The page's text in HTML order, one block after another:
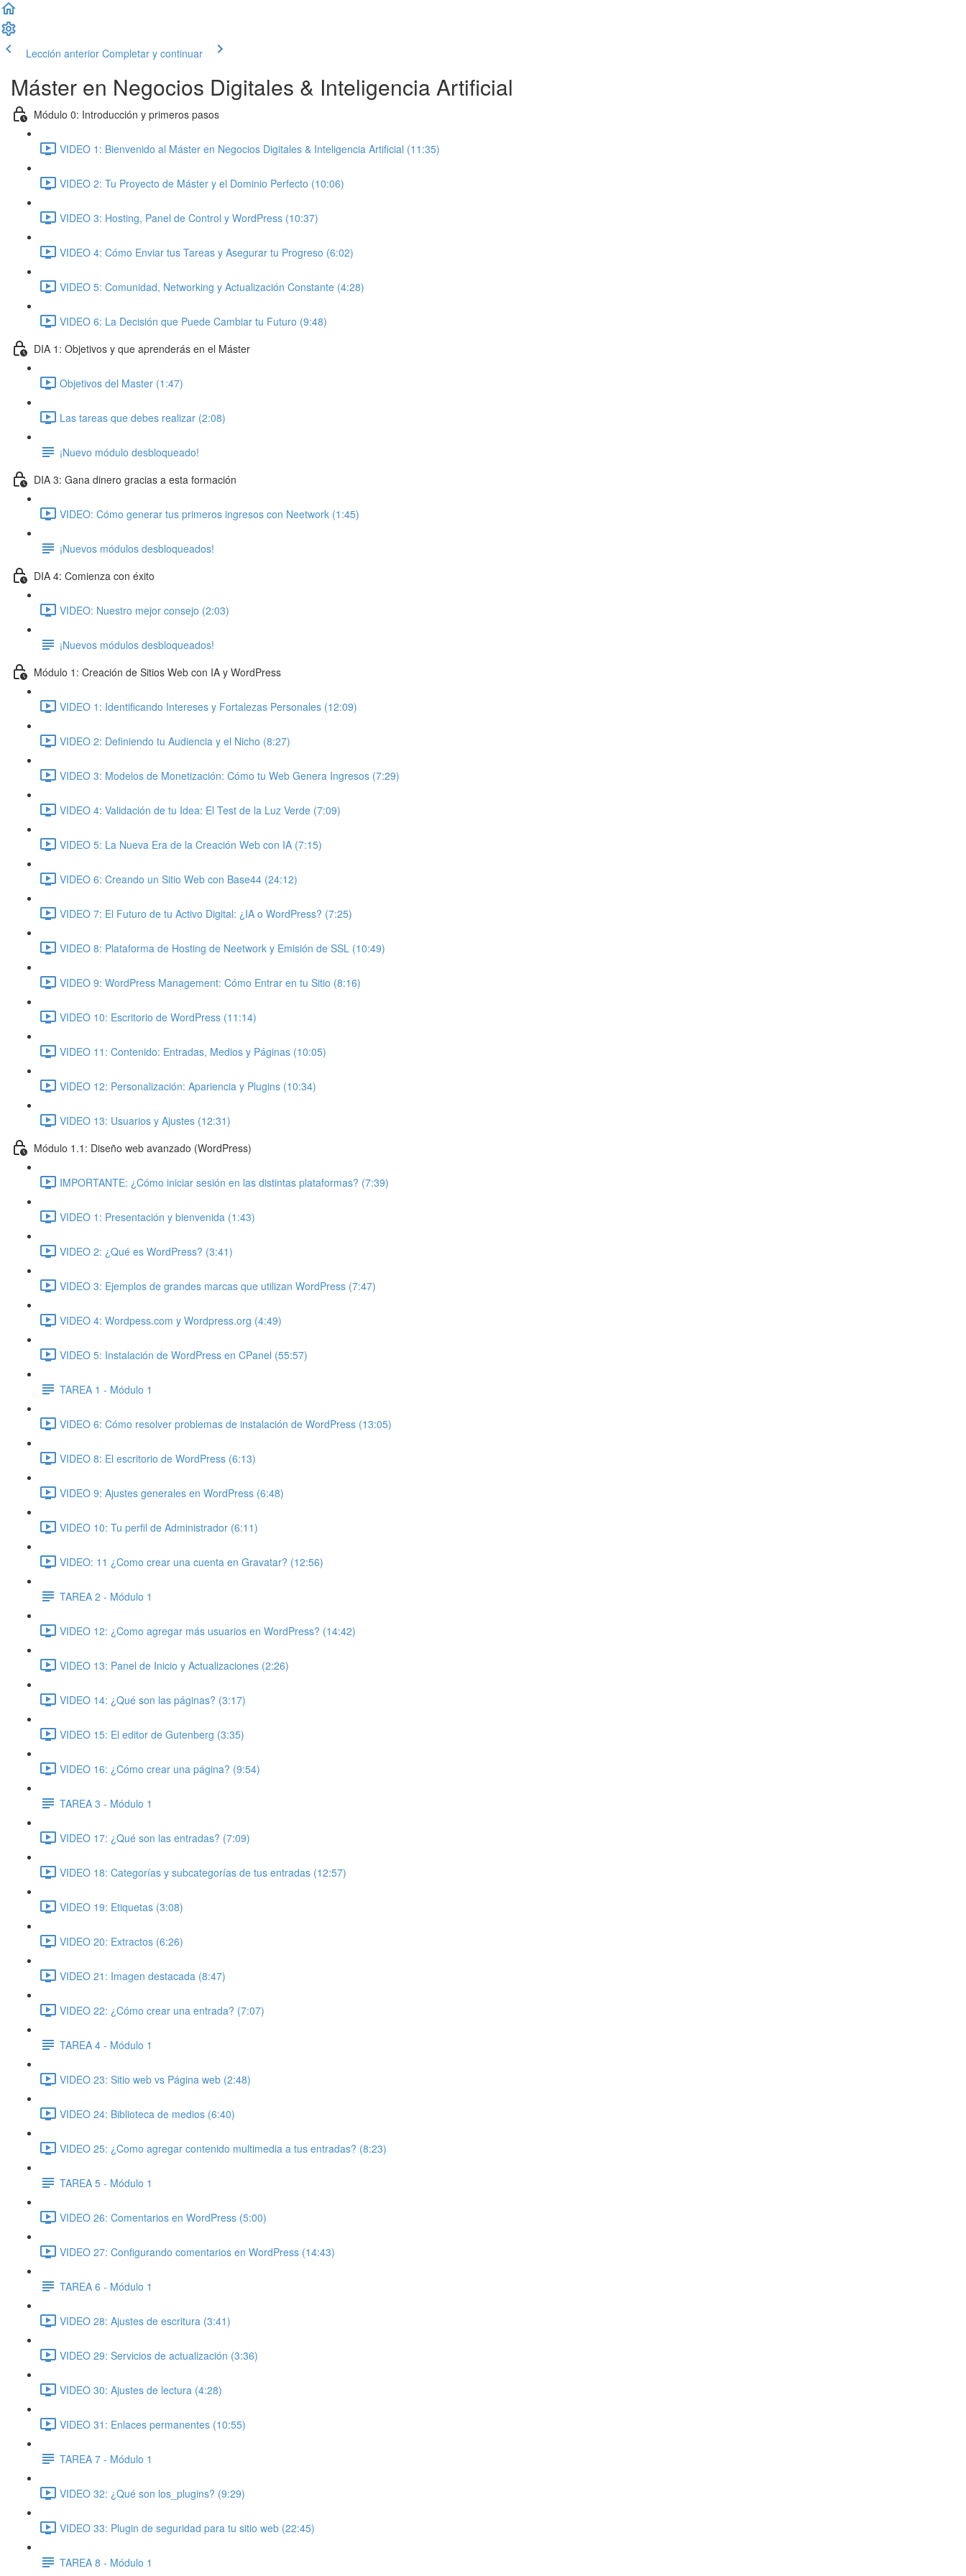
Lección anterior Completar y continuar
Máster en Negocios Digitales & Inteligencia Artificial
Módulo 0: Introducción y primeros pasos
VIDEO 1: Bienvenido al Máster en Negocios Digitales & Inteligencia Artificial (11:35)
VIDEO 2: Tu Proyecto de Máster y el Dominio Perfecto (10:06)
VIDEO 3: Hosting, Panel de Control y WordPress (10:37)
VIDEO 4: Cómo Enviar tus Tareas y Asegurar tu Progreso (6:02)
VIDEO 5: Comunidad, Networking y Actualización Constante (4:28)
VIDEO 6: La Decisión que Puede Cambiar tu Futuro (9:48)
DIA 1: Objetivos y que aprenderás en el Máster
Objetivos del Master (1:47)
Las tareas que debes realizar (2:08)
¡Nuevo módulo desbloqueado!
DIA 3: Gana dinero gracias a esta formación
VIDEO: Cómo generar tus primeros ingresos con Neetwork (1:45)
¡Nuevos módulos desbloqueados!
DIA 4: Comienza con éxito
VIDEO: Nuestro mejor consejo (2:03)
¡Nuevos módulos desbloqueados!
Módulo 1: Creación de Sitios Web con IA y WordPress
VIDEO 1: Identificando Intereses y Fortalezas Personales (12:09)
VIDEO 2: Definiendo tu Audiencia y el Nicho (8:27)
VIDEO 3: Modelos de Monetización: Cómo tu Web Genera Ingresos (7:29)
VIDEO 4: Validación de tu Idea: El Test de la Luz Verde (7:09)
VIDEO 5: La Nueva Era de la Creación Web con IA (7:15)
VIDEO 6: Creando un Sitio Web con Base44 (24:12)
VIDEO 7: El Futuro de tu Activo Digital: ¿IA o WordPress? (7:25)
VIDEO 8: Plataforma de Hosting de Neetwork y Emisión de SSL (10:49)
VIDEO 9: WordPress Management: Cómo Entrar en tu Sitio (8:16)
VIDEO 10: Escritorio de WordPress (11:14)
VIDEO 11: Contenido: Entradas, Medios y Páginas (10:05)
VIDEO 12: Personalización: Apariencia y Plugins (10:34)
VIDEO 13: Usuarios y Ajustes (12:31)
Módulo 1.1: Diseño web avanzado (WordPress)
IMPORTANTE: ¿Cómo iniciar sesión en las distintas plataformas? (7:39)
VIDEO 1: Presentación y bienvenida (1:43)
VIDEO 2: ¿Qué es WordPress? (3:41)
VIDEO 3: Ejemplos de grandes marcas que utilizan WordPress (7:47)
VIDEO 4: Wordpess.com y Wordpress.org (4:49)
VIDEO 5: Instalación de WordPress en CPanel (55:57)
TAREA 1 - Módulo 1
VIDEO 6: Cómo resolver problemas de instalación de WordPress (13:05)
VIDEO 8: El escritorio de WordPress (6:13)
VIDEO 9: Ajustes generales en WordPress (6:48)
VIDEO 10: Tu perfil de Administrador (6:11)
VIDEO: 11 ¿Como crear una cuenta en Gravatar? (12:56)
TAREA 2 - Módulo 1
VIDEO 12: ¿Como agregar más usuarios en WordPress? (14:42)
VIDEO 13: Panel de Inicio y Actualizaciones (2:26)
VIDEO 14: ¿Qué son las páginas? (3:17)
VIDEO 15: El editor de Gutenberg (3:35)
VIDEO 16: ¿Cómo crear una página? (9:54)
TAREA 3 - Módulo 1
VIDEO 17: ¿Qué son las entradas? (7:09)
VIDEO 18: Categorías y subcategorías de tus entradas (12:57)
VIDEO 19: Etiquetas (3:08)
VIDEO 20: Extractos (6:26)
VIDEO 21: Imagen destacada (8:47)
VIDEO 22: ¿Cómo crear una entrada? (7:07)
TAREA 4 - Módulo 1
VIDEO 23: Sitio web vs Página web (2:48)
VIDEO 24: Biblioteca de medios (6:40)
VIDEO 25: ¿Como agregar contenido multimedia a tus entradas? (8:23)
TAREA 5 - Módulo 1
VIDEO 26: Comentarios en WordPress (5:00)
VIDEO 27: Configurando comentarios en WordPress (14:43)
TAREA 6 - Módulo 1
VIDEO 28: Ajustes de escritura (3:41)
VIDEO 29: Servicios de actualización (3:36)
VIDEO 30: Ajustes de lectura (4:28)
VIDEO 31: Enlaces permanentes (10:55)
TAREA 7 - Módulo 1
VIDEO 32: ¿Qué son los_plugins? (9:29)
VIDEO 33: Plugin de seguridad para tu sitio web (22:45)
TAREA 8 - Módulo 1